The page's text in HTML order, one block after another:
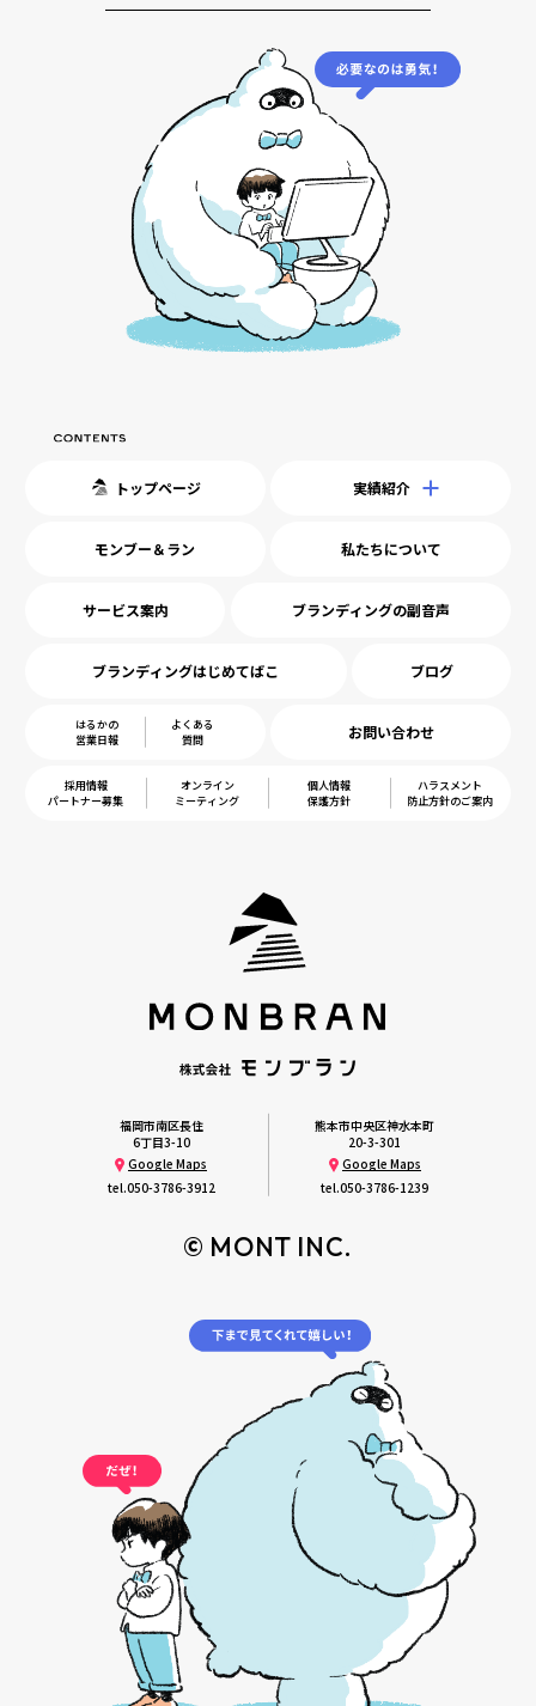
トップページ 実績紹介
モンブー＆ラン 私たちについて
サービス案内 ブランディングの副音声
ブランディングはじめてばこ ブログ
はるかの
営業日報
よくある
質問
お問い合わせ
採用情報
パートナー募集
オンライン
ミーティング
個人情報
保護方針
ハラスメント
防止方針のご案内
福岡市南区長住
6丁目3-10
Google Maps
tel.050-3786-3912
熊本市中央区神水本町
20-3-301
Google Maps
tel.050-3786-1239
© MONT INC.